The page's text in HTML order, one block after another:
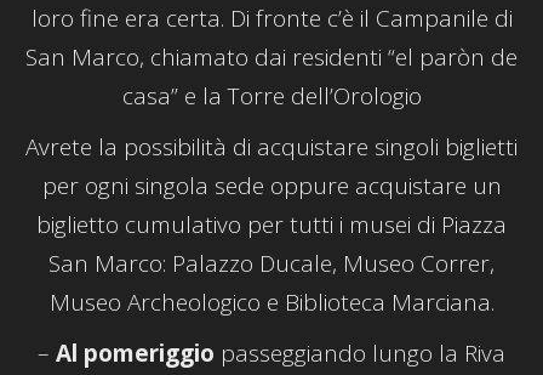
loro fine era certa. Di fronte c’è il Campanile di
San Marco, chiamato dai residenti “el paròn de
casa” e la Torre dell’Orologio
Avrete la possibilità di acquistare singoli biglietti
per ogni singola sede oppure acquistare un
biglietto cumulativo per tutti i musei di Piazza
San Marco: Palazzo Ducale, Museo Correr,
Museo Archeologico e Biblioteca Marciana.
– Al pomeriggio passeggiando lungo la Riva